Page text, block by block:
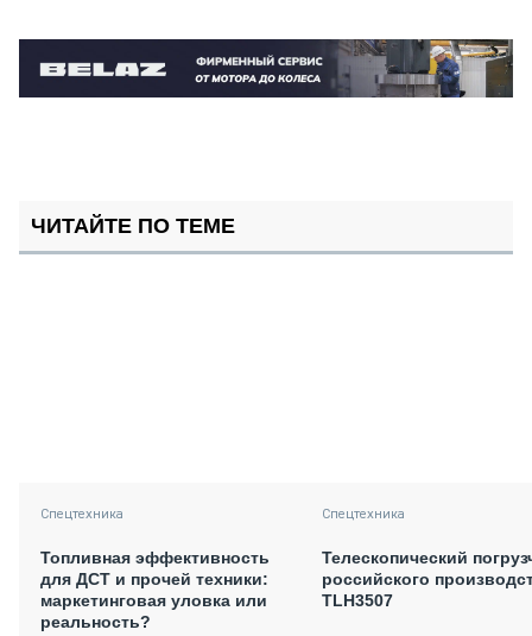
ЧИТАЙТЕ ПО ТЕМЕ
Спецтехника
Топливная эффективность
для ДСТ и прочей техники:
маркетинговая уловка или
реальность?
Спецтехника
Телескопический
российского
TLH3507